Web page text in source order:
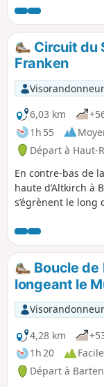
champs de
longeant le
Circuit du
Franken
Visorandonneur
6,03 km
1h 55
Départ à Haut-
En contre-bas de
haute d’Altkirch à
s’égrènent le long
depuis peu, pour
des artistes et des
l’Histoire.Boucle de
longeant le
Visorandonneur
4,28 km
1h 20
Facile
Départ à